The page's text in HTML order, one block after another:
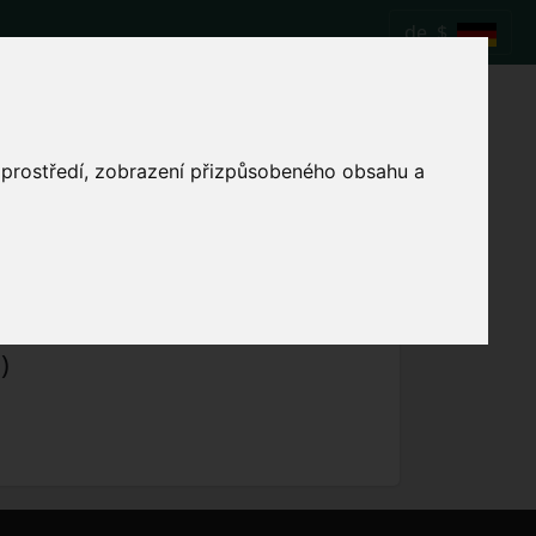
zobrazení přizpůsobeného obsahu a
de $
>Heimspiel}